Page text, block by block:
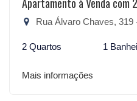
Rua Álvaro Chaves,
2 Quartos 1
Mais informações